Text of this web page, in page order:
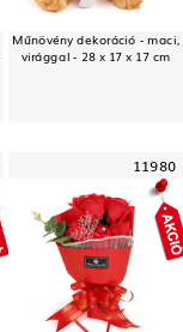
Műnövény dekoráció - maci,
virággal - 28 x 17 x 17 cm
11980